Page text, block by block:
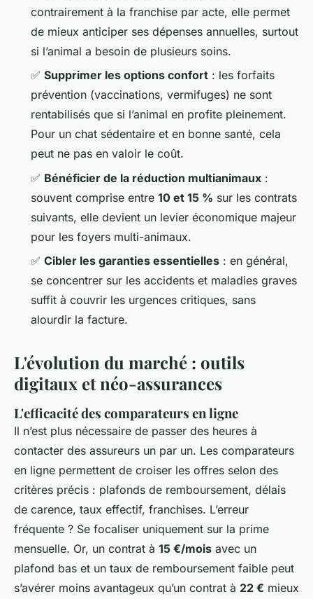
contrairement à la franchise par acte, elle permet
de mieux anticiper ses dépenses annuelles, surtout
si l’animal a besoin de plusieurs soins.
✅ Supprimer les options confort : les forfaits
prévention (vaccinations, vermifuges) ne sont
rentabilisés que si l’animal en profite pleinement.
Pour un chat sédentaire et en bonne santé, cela
peut ne pas en valoir le coût.
✅ Bénéficier de la réduction multianimaux :
souvent comprise entre 10 et 15 % sur les contrats
suivants, elle devient un levier économique majeur
pour les foyers multi-animaux.
✅ Cibler les garanties essentielles : en général,
se concentrer sur les accidents et maladies graves
suffit à couvrir les urgences critiques, sans
alourdir la facture.
L'évolution du marché : outils
digitaux et néo-assurances
L'efficacité des comparateurs en ligne
Il n’est plus nécessaire de passer des heures à
contacter des assureurs un par un. Les comparateurs
en ligne permettent de croiser les offres selon des
critères précis : plafonds de remboursement, délais
de carence, taux effectif, franchises. L’erreur
fréquente ? Se focaliser uniquement sur la prime
mensuelle. Or, un contrat à 15 €/mois avec un
plafond bas et un taux de remboursement faible peut
s’avérer moins avantageux qu’un contrat à 22 € mieux